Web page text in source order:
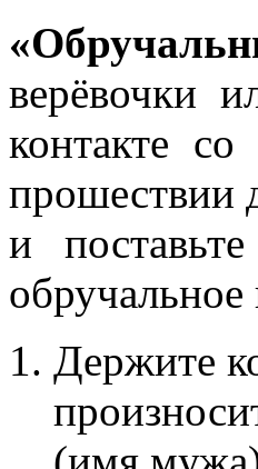
верёвочки
контакте
прошествии
и
Держите